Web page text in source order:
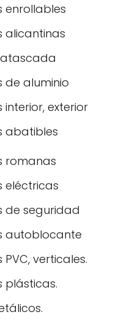
enrollables
alicantinas
de aluminio
exterior
abatibles
romanas
eléctricas
de seguridad
autoblocante
verticales.
plásticas.